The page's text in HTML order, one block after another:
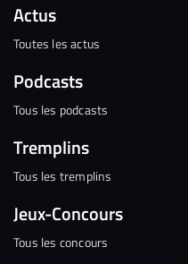
Actus
Toutes les actus
Podcasts
Tous les podcasts
Tremplins
Tous les tremplins
Jeux-Concours
Tous les concours